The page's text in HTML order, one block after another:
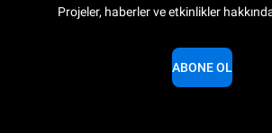
Projeler, haberler ve etkinlikler
ABONE OL